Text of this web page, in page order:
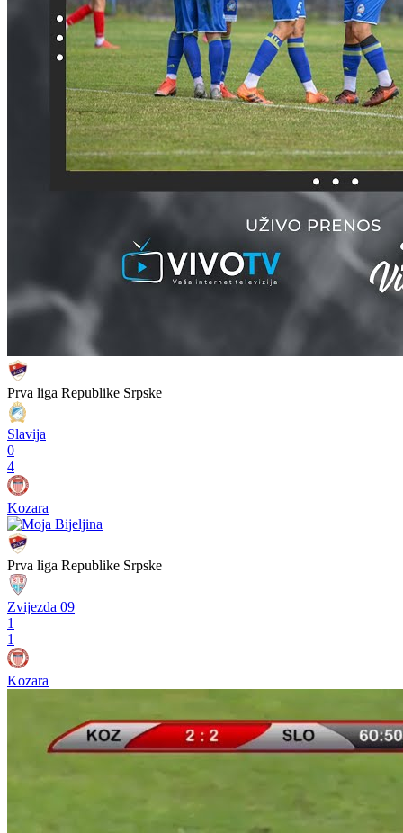
Prva liga Republike Srpske
Slavija
0
4
Kozara
Prva liga Republike Srpske
Zvijezda 09
1
1
Kozara